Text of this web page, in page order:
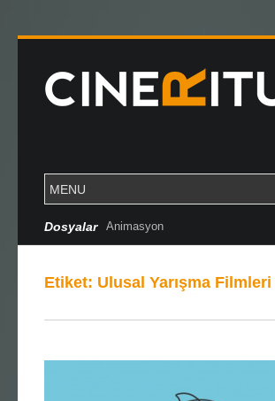
Dosyalar Animasyon
Etiket: Ulusal Yarışma Filmleri